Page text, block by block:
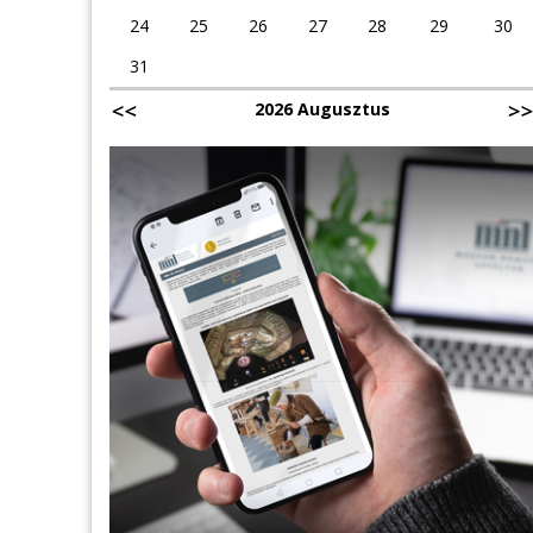
24 25 26 27 28 29
30
31
2026 Augusztus